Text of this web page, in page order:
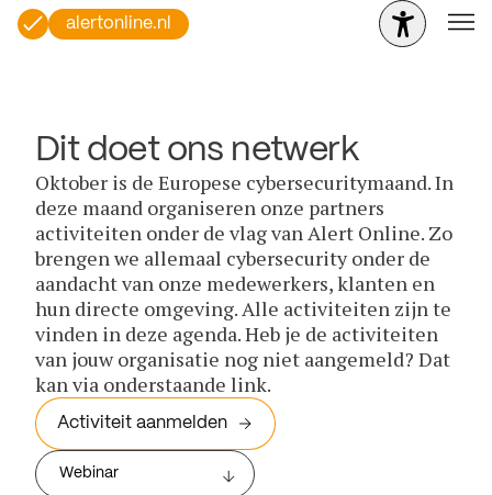
alertonline.nl
Dit doet ons netwerk
Oktober is de Europese cybersecuritymaand. In
deze maand organiseren onze partners
activiteiten onder de vlag van Alert Online. Zo
brengen we allemaal cybersecurity onder de
aandacht van onze medewerkers, klanten en
hun directe omgeving. Alle activiteiten zijn te
vinden in deze agenda. Heb je de activiteiten
van jouw organisatie nog niet aangemeld? Dat
kan via onderstaande link.
Activiteit aanmelden
Webinar